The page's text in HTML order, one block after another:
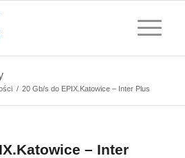
/ 20 Gb/s do EPIX.Katowice – Inter Plus
– Inter